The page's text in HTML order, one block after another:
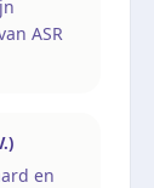
ASR
en